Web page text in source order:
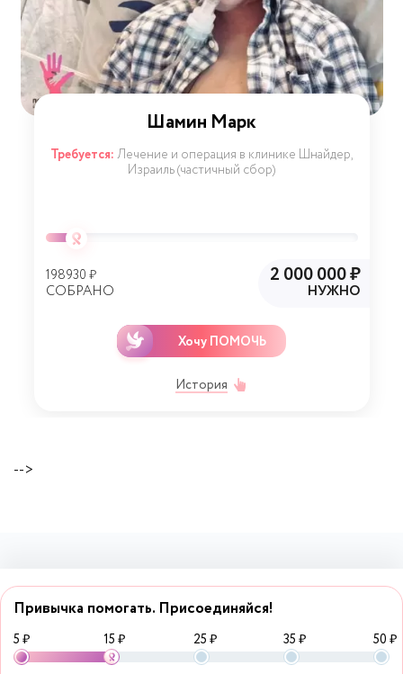
Шамин Марк
Требуется: Лечение и операция в клинике Шнайдер,
Израиль (частичный сбор)
198930 ₽
СОБРАНО
2 000 000 ₽
НУЖНО
Хочу ПОМОЧЬ
История
-->
Привычка помогать. Присоединяйся!
5 ₽ 15 ₽ 25 ₽ 35 ₽ 50 ₽